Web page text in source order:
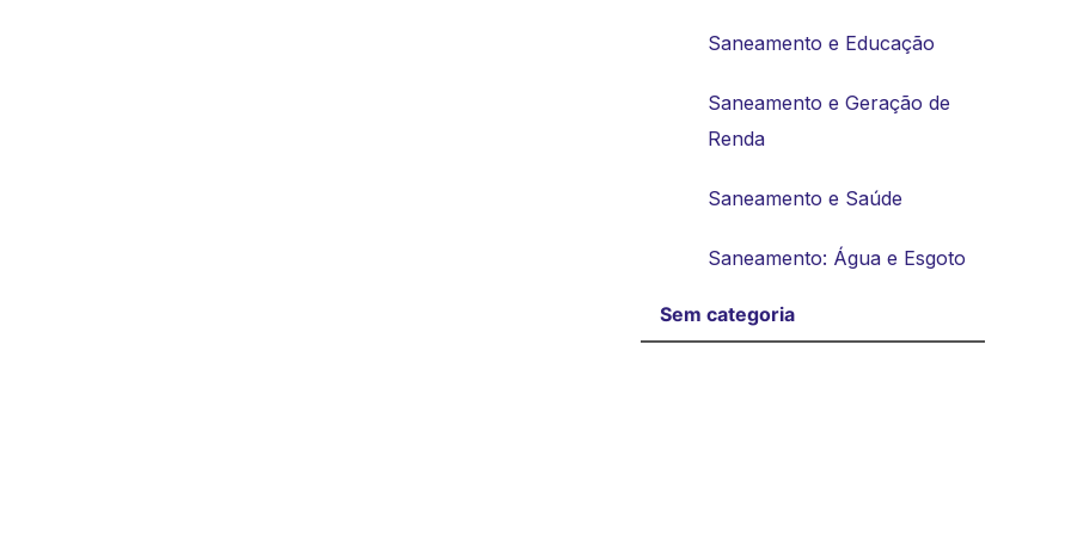
Saneamento e Educação
Saneamento e Geração de
Renda
Saneamento e Saúde
Saneamento: Água e Esgoto
Sem categoria